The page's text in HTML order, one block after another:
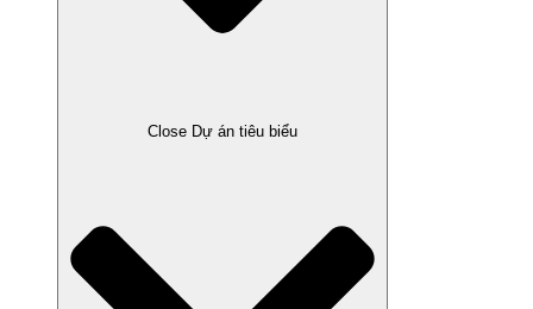
Close Dự án tiêu biểu